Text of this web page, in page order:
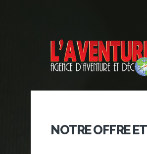
NOTRE OFFRE